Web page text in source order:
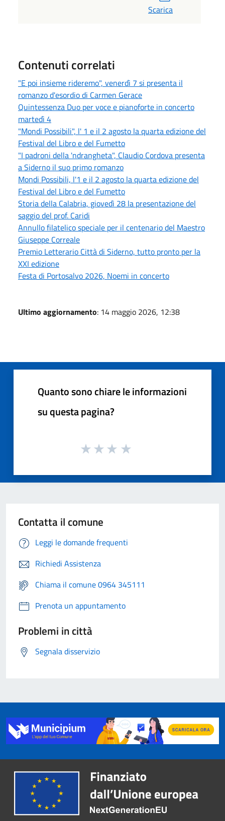
Scarica
Contenuti correlati
"E poi insieme rideremo", venerdì 7 si presenta il
romanzo d'esordio di Carmen Gerace
Quintessenza Duo per voce e pianoforte in concerto
martedì 4
"Mondi Possibili", l' 1 e il 2 agosto la quarta edizione del
Festival del Libro e del Fumetto
"I padroni della 'ndrangheta", Claudio Cordova presenta
a Siderno il suo primo romanzo
Mondi Possibili, l'1 e il 2 agosto la quarta edizione del
Festival del Libro e del Fumetto
Storia della Calabria, giovedì 28 la presentazione del
saggio del prof. Caridi
Annullo filatelico speciale per il centenario del Maestro
Giuseppe Correale
Premio Letterario Città di Siderno, tutto pronto per la
XXI edizione
Festa di Portosalvo 2026, Noemi in concerto
Ultimo aggiornamento: 14 maggio 2026, 12:38
Quanto sono chiare le informazioni
su questa pagina?
Contatta il comune
Leggi le domande frequenti
Richiedi Assistenza
Chiama il comune 0964 345111
Prenota un appuntamento
Problemi in città
Segnala disservizio